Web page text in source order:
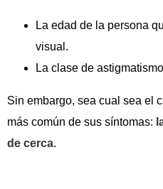
La edad de la persona
visual.
La clase de
Sin embargo, sea cual sea el
más común de sus síntomas:
de cerca.